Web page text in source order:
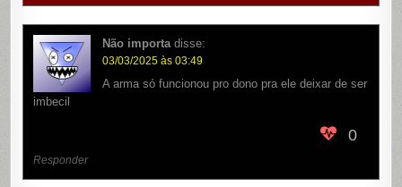
Não importa disse:
03/03/2025 às 03:49
A arma só funcionou pro dono pra ele deixar de ser
imbecil
0
Responder